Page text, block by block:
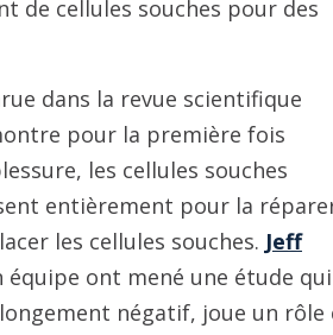
de cellules souches pour des
dans la revue scientifique
pour la première fois
les cellules souches
entièrement pour la
les cellules souches. Jeff
équipe ont mené une étude
négatif, joue un